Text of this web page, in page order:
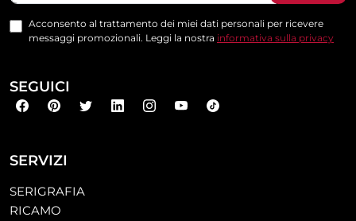
SERVIZI
SERIGRAFIA
RICAMO
Acconsento al trattamento dei miei dati personali per ricevere
messaggi promozionali. Leggi la nostra informativa sulla privacy
SEGUICI